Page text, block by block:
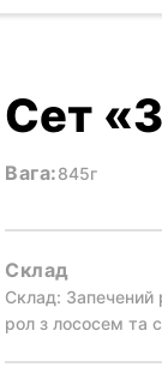
Сет
Вага:845г
Склад
Склад: Запечений
рол з лососем та